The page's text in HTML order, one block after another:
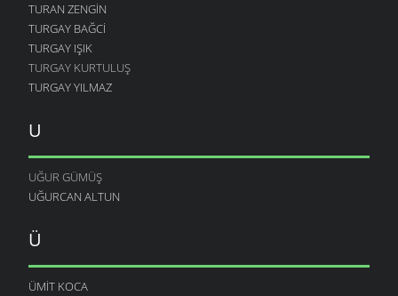
TURAN ZENGIN
TURGAY BAĞCI
TURGAY IŞIK
TURGAY KURTULUŞ
TURGAY YILMAZ
U
UĞUR GÜMÜŞ
UĞURCAN ALTUN
Ü
ÜMIT KOCA